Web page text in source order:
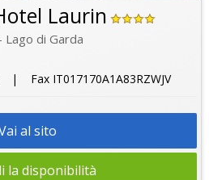
Laurin
Lago di Garda
| Fax IT017170A1A83RZWJV
al sito
la disponibilità